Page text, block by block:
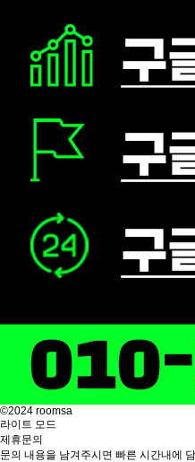
©2024 roomsa
라이트 모드
제휴문의
문의 내용을 남겨주시면 빠른 시간내에